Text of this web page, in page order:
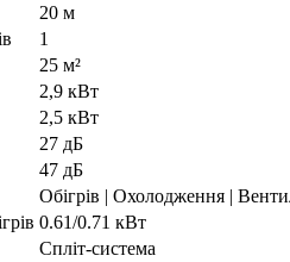
20 м
1
25 м²
2,9 кВт
2,5 кВт
27 дБ
47 дБ
Обігрів | Охолодження |
0.61/0.71 кВт
Спліт-система